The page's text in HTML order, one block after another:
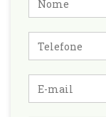
Telefone
E-
mail